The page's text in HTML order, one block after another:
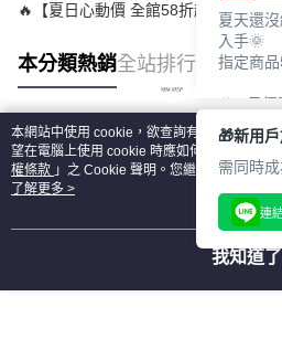
🔥【夏日心動價 全館58折起 】
本分類熱銷全站排行
熱門標籤
本網站中使用 cookie，欲查詢有關本網站使用
望在電腦上使用 cookie 時應如何變更電腦的
權條款 」之 Cookie 聲明。您繼續使用本網
用條款之 Cookie 聲明使用 cookie。
了解更多 >
我知道了
夏天還
入手🌞
指定商
🎉 8月
①LINE
②每周限
③指定商
上班鞋
好搭、
🎁新用
需同時
連